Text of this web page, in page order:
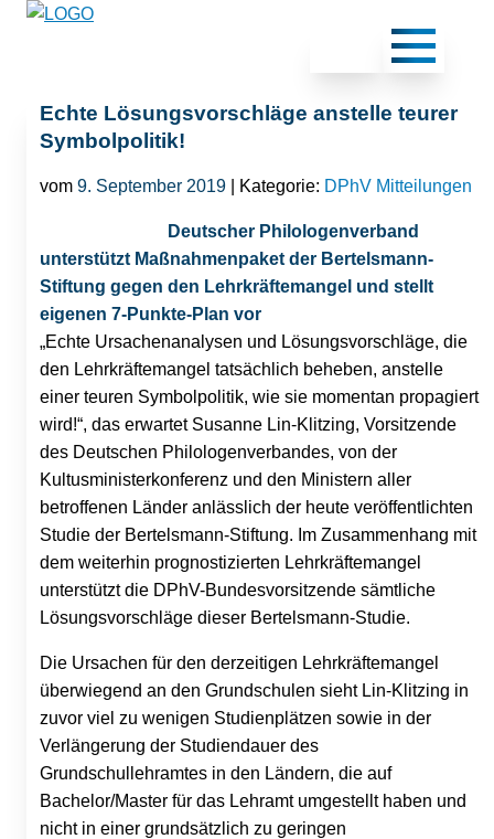
Echte Lösungsvorschläge anstelle teurer
Symbolpolitik!
vom 9. September 2019 | Kategorie: DPhV Mitteilungen
Deutscher Philologenverband
unterstützt Maßnahmenpaket der Bertelsmann-
Stiftung gegen den Lehrkräftemangel und stellt
eigenen 7-Punkte-Plan vor
„Echte Ursachenanalysen und Lösungsvorschläge, die
den Lehrkräftemangel tatsächlich beheben, anstelle
einer teuren Symbolpolitik, wie sie momentan propagiert
wird!“, das erwartet Susanne Lin-Klitzing, Vorsitzende
des Deutschen Philologenverbandes, von der
Kultusministerkonferenz und den Ministern aller
betroffenen Länder anlässlich der heute veröffentlichten
Studie der Bertelsmann-Stiftung. Im Zusammenhang mit
dem weiterhin prognostizierten Lehrkräftemangel
unterstützt die DPhV-Bundesvorsitzende sämtliche
Lösungsvorschläge dieser Bertelsmann-Studie.
Die Ursachen für den derzeitigen Lehrkräftemangel
überwiegend an den Grundschulen sieht Lin-Klitzing in
zuvor viel zu wenigen Studienplätzen sowie in der
Verlängerung der Studiendauer des
Grundschullehramtes in den Ländern, die auf
Bachelor/Master für das Lehramt umgestellt haben und
nicht in einer grundsätzlich zu geringen